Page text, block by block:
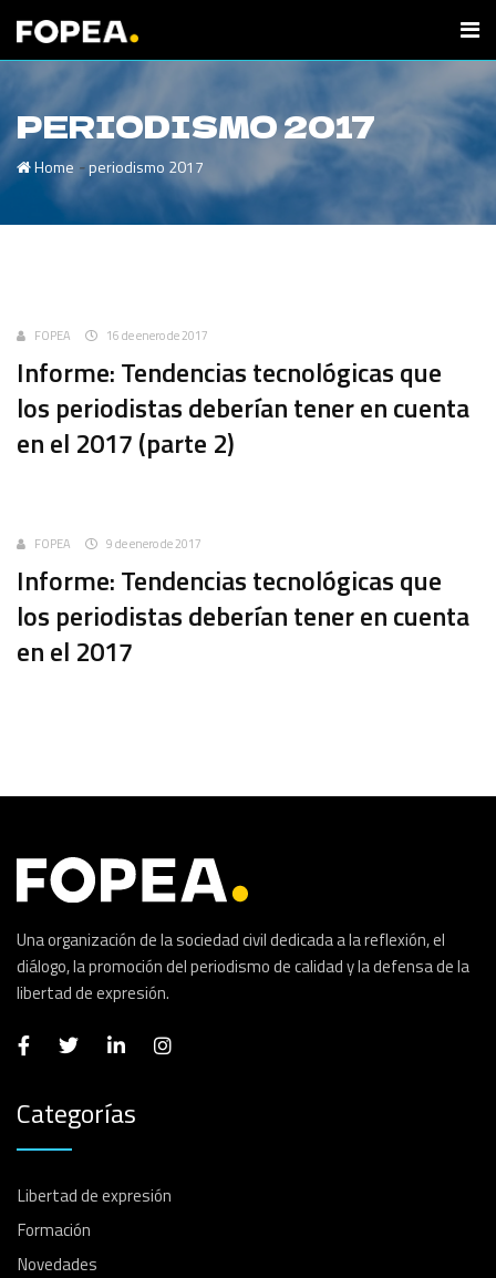
PERIODISMO 2017
Home -periodismo 2017
Uncategorized
FOPEA 16 de enero de 2017
Informe: Tendencias tecnológicas que
los periodistas deberían tener en cuenta
en el 2017 (parte 2)
Uncategorized
FOPEA 9 de enero de 2017
Informe: Tendencias tecnológicas que
los periodistas deberían tener en cuenta
en el 2017
Una organización de la sociedad civil dedicada a la reflexión, el
diálogo, la promoción del periodismo de calidad y la defensa de la
libertad de expresión.
Categorías
Libertad de expresión
Formación
Novedades